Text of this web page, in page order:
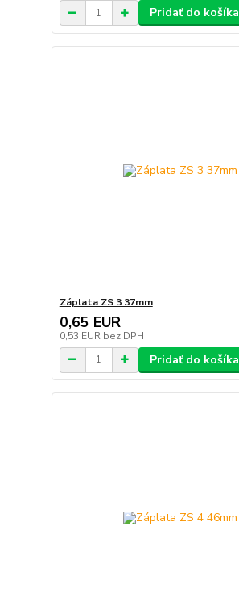
Pridať do košíka
Záplata ZS 3 37mm
0,65 EUR
0,53 EUR bez DPH
Pridať do košíka